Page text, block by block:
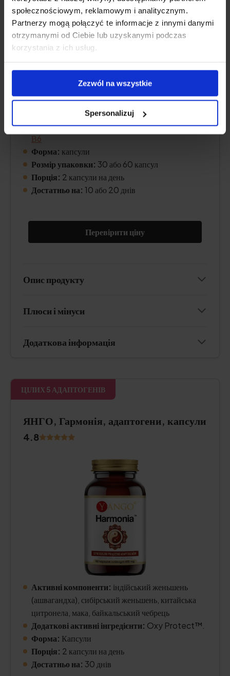
społecznościowym, reklamowym i analitycznym.
Partnerzy mogą połączyć te informacje z innymi danymi
otrzymanymi od Ciebie lub uzyskanymi podczas
korzystania z ich usług.
Zezwól na wszystkie
Spersonalizuj
бакопа Моньєрі, готу кола, родіола
рожева, женьшень, глюконат цинку, холін,вітамін
В6
Форма: капсули
Розмір упаковки: 30 або 60 капсул
Порція: 2 капсули на день
Достатньо на: 10 або 20 днів
Перевірити ціну
Опис продукту
Плюси і мінуси
Додаткова інформація
ЦІЛИХ 5 АДАПТОГЕНІВ
ЯНГО, Гармонія, адаптогени, капсули
4.8
Активні компоненти: індійський женьшень
(ашвагандха), сибірський женьшень, китайська
цитронела, мака, байкальський чебрець
Додаткові активні інгредієнти: Oxy Protect™.
Форма: Капсули
Порція: 2 капсули на день
Достатньо на: 30 днів